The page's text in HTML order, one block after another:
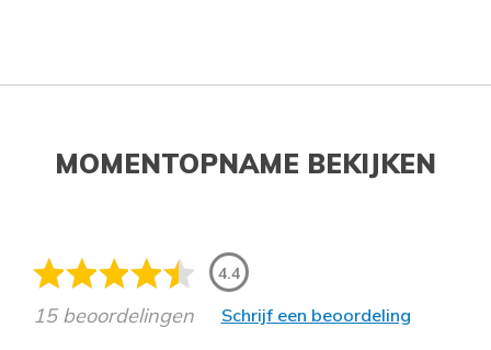
MOMENTOPNAME BEKIJKEN
4.4
15 beoordelingen Schrijf een beoordeling